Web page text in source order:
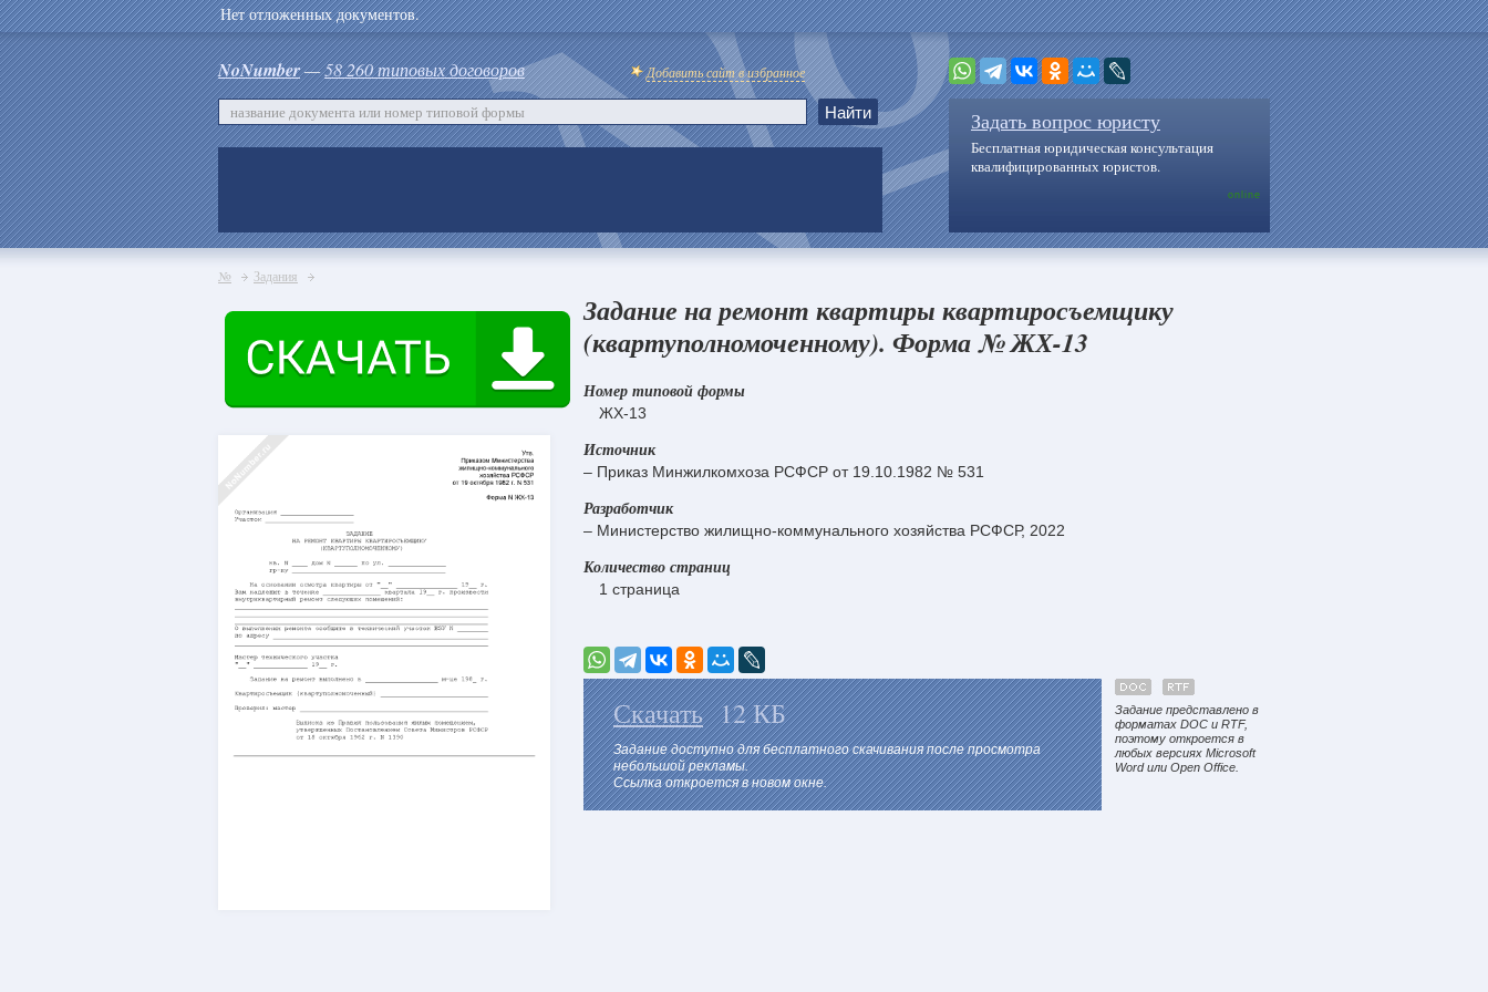
Нет отложенных документов.
NoNumber—58 260 типовых договоров Добавить сайт в избранное
Задать вопрос юристу
Бесплатная юридическая консультация
квалифицированных юристов.
online
№ Задания
Задание на ремонт квартиры квартиросъемщику
(квартуполномоченному). Форма № ЖХ-13
Номер типовой формы
ЖХ-13
Источник
– Приказ Минжилкомхоза РСФСР от 19.10.1982 № 531
Разработчик
– Министерство жилищно-коммунального хозяйства РСФСР, 2022
Количество страниц
1 страница
Скачать 12 КБ
Задание доступно для бесплатного скачивания после просмотра
небольшой рекламы.
Ссылка откроется в новом окне.
Задание представлено в
форматах DOC и RTF,
поэтому откроется в
любых версиях Microsoft
Word или Open Office.